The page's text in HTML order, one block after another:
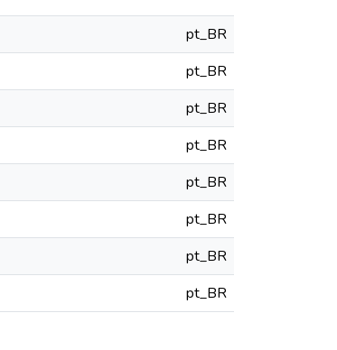
pt_BR
pt_BR
pt_BR
pt_BR
pt_BR
pt_BR
pt_BR
pt_BR